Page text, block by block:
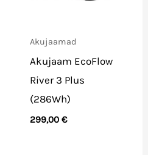
Akujaamad
Akujaam EcoFlow
River 3 Plus
(286Wh)
299,00€